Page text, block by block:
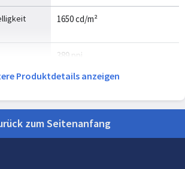
1650 cd/m²
389 ppi
Immer eingeschaltetes Display
Produktdetails anzeigen
zum Seitenanfang